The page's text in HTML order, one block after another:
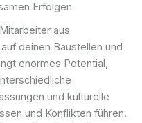
Erfolgen
aus
deinen Baustellen und
enormes Potential,
und kulturelle
und Konflikten führen.